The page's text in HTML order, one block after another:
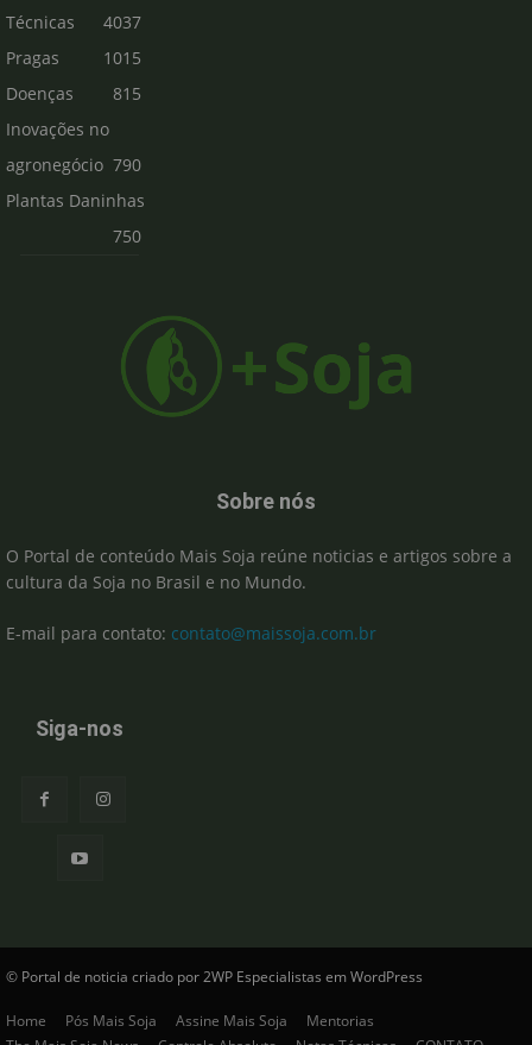
Técnicas
4037
Pragas
1015
Doenças
815
Inovações no
agronegócio 790
Plantas Daninhas
750
Sobre nós
O Portal de conteúdo Mais Soja reúne noticias e artigos sobre a
cultura da Soja no Brasil e no Mundo.
E-mail para contato: contato@maissoja.com.br
Siga-nos
© Portal de noticia criado por 2WP Especialistas em WordPress
Home Pós Mais Soja Assine Mais Soja
Mentorias